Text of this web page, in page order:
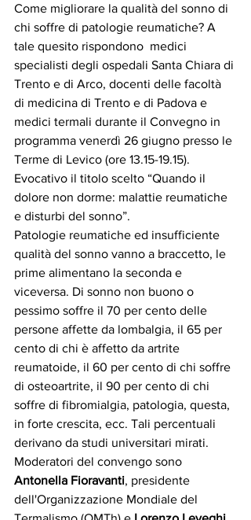
Come migliorare la qualità del sonno di
chi soffre di patologie reumatiche? A
tale quesito rispondono  medici
specialisti degli ospedali Santa Chiara di
Trento e di Arco, docenti delle facoltà
di medicina di Trento e di Padova e
medici termali durante il Convegno in
programma venerdì 26 giugno presso le
Terme di Levico (ore 13.15-19.15).
Evocativo il titolo scelto “Quando il
dolore non dorme: malattie reumatiche
e disturbi del sonno”.
Patologie reumatiche ed insufficiente
qualità del sonno vanno a braccetto, le
prime alimentano la seconda e
viceversa. Di sonno non buono o
pessimo soffre il 70 per cento delle
persone affette da lombalgia, il 65 per
cento di chi è affetto da artrite
reumatoide, il 60 per cento di chi soffre
di osteoartrite, il 90 per cento di chi
soffre di fibromialgia, patologia, questa,
in forte crescita, ecc. Tali percentuali
derivano da studi universitari mirati.
Moderatori del convengo sono
Antonella Fioravanti, presidente
dell'Organizzazione Mondiale del